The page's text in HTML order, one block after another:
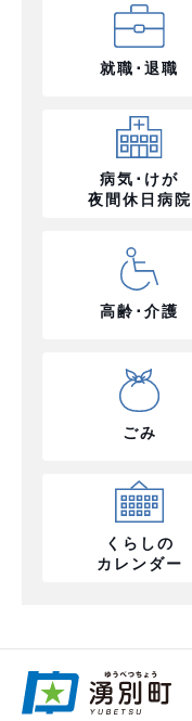
就職･退職
病気･けが
夜間休日病院
高齢･介護
ごみ
くらしの
カレンダー